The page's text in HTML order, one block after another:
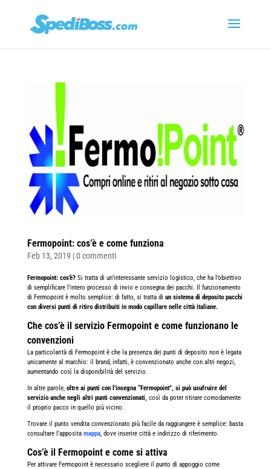
Fermopoint: cos’è e come funziona
Feb 13, 2019 |0 commenti
Fermopoint: cos’è? Si tratta di un’interessante servizio logistico, che ha l’obiettivo
di semplificare l’intero processo di invio e consegna dei pacchi. Il funzionamento
di Fermopoint è molto semplice: di fatto, si tratta di un sistema di deposito pacchi
con diversi punti di ritiro distribuiti in modo capillare nelle città italiane.
Che cos’è il servizio Fermopoint e come funzionano le
convenzioni
La particolarità di Fermopoint è che la presenza dei punti di deposito non è legata
unicamente al marchio: il brand, infatti, è convenzionato anche con altri negozi,
aumentando così la disponibilità del servizio.
In altre parole, oltre ai punti con l’insegna “Fermopoint”, si può usufruire del
servizio anche negli altri punti convenzionati, così da poter ritirare comodamente
il proprio pacco in quello più vicino.
Trovare il punto vendita convenzionato più facile da raggiungere è semplice: basta
consultare l’apposita mappa, dove inserire città e indirizzo di riferimento.
Cos’è il Fermopoint e come si attiva
Per attivare Fermopoint è necessario scegliere il punto di appoggio come